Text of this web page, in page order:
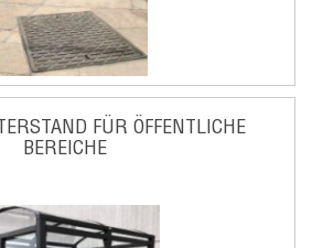
FÜR ÖFFENTLICHE
BEREICHE